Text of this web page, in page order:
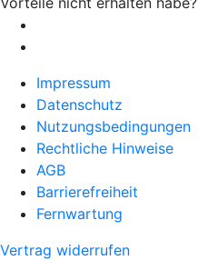
Impressum
Datenschutz
Nutzungsbedingungen
Rechtliche Hinweise
AGB
Barrierefreiheit
Fernwartung
Vertrag widerrufen